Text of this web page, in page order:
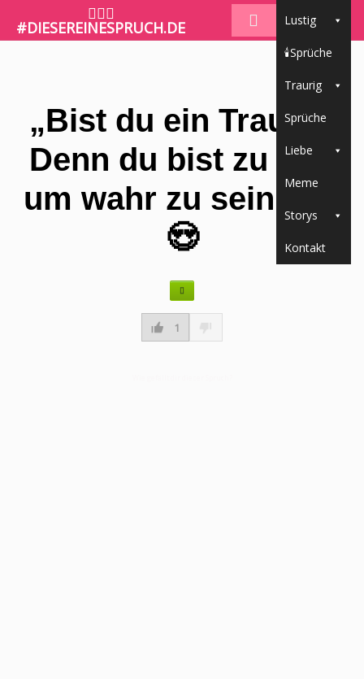
🤷🏼‍♀️
#DIESEREINESPRUCH.DE Lustig
🕯Sprüche
Traurig
Sprüche
Liebe
Meme
Storys
Kontakt
„Bist du ein Traum?
Denn du bist zu gut,
um wahr zu sein.“ 💭
😍
1